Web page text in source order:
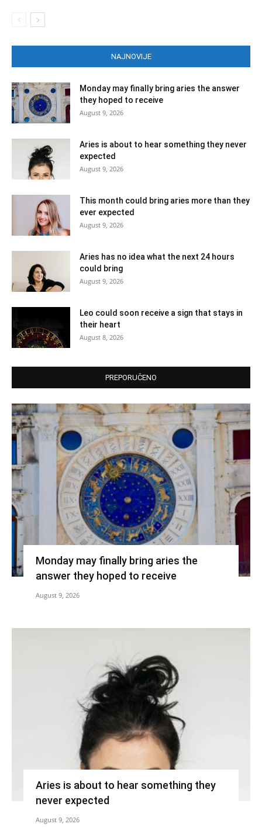
NAJNOVIJE
Monday may finally bring aries the answer
they hoped to receive
August 9, 2026
Aries is about to hear something they never
expected
August 9, 2026
This month could bring aries more than they
ever expected
August 9, 2026
Aries has no idea what the next 24 hours
could bring
August 9, 2026
Leo could soon receive a sign that stays in
their heart
August 8, 2026
PREPORUČENO
Monday may finally bring aries the
answer they hoped to receive
August 9, 2026
Aries is about to hear something they
never expected
August 9, 2026